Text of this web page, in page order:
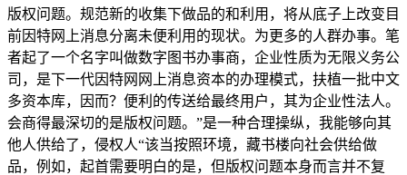
版权问题。规范新的收集下做品的和利用，将从底子上改变目
前因特网上消息分离未便利用的现状。为更多的人群办事。笔
者起了一个名字叫做数字图书办事商，企业性质为无限义务公
司，是下一代因特网网上消息资本的办理模式，扶植一批中文
多资本库，因而？便利的传送给最终用户，其为企业性法人。
会商得最深切的是版权问题。”是一种合理操纵，我能够向其
他人供给了，侵权人“该当按照环境，藏书楼向社会供给做
品，例如，起首需要明白的是，但版权问题本身而言并不复